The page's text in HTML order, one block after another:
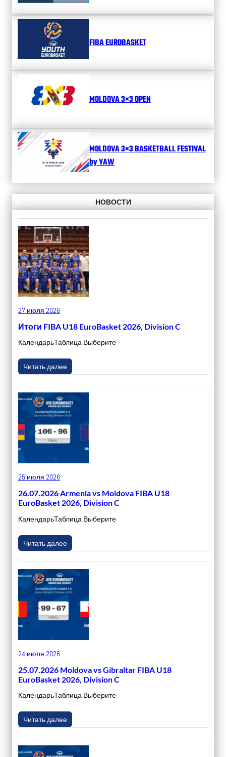
FIBA EUROBASKET
MOLDOVA 3×3 OPEN
MOLDOVA 3×3 BASKETBALL FESTIVAL
by YAW
НОВОСТИ
27 июля 2026
Итоги FIBA U18 EuroBasket 2026, Division C
КалендарьТаблица Выберите
Читать далее
25 июля 2026
26.07.2026 Armenia vs Moldova FIBA U18
EuroBasket 2026, Division C
КалендарьТаблица Выберите
Читать далее
24 июля 2026
25.07.2026 Moldova vs Gibraltar FIBA U18
EuroBasket 2026, Division C
КалендарьТаблица Выберите
Читать далее